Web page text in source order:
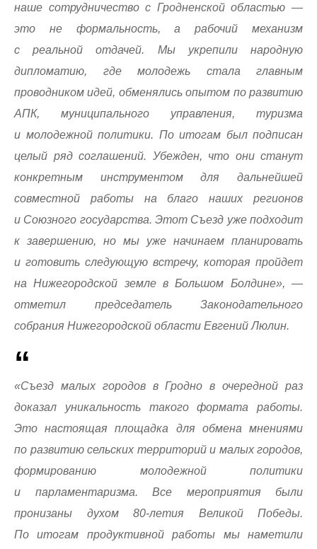
наше сотрудничество с Гродненской областью —
это не формальность, а рабочий механизм
с реальной отдачей. Мы укрепили народную
дипломатию, где молодежь стала главным
проводником идей, обменялись опытом по развитию
АПК, муниципального управления, туризма
и молодежной политики. По итогам был подписан
целый ряд соглашений. Убежден, что они станут
конкретным инструментом для дальнейшей
совместной работы на благо наших регионов
и Союзного государства. Этот Съезд уже подходит
к завершению, но мы уже начинаем планировать
и готовить следующую встречу, которая пройдет
на Нижегородской земле в Большом Болдине», —
отметил председатель Законодательного
собрания Нижегородской области Евгений Люлин.
«Съезд малых городов в Гродно в очередной раз
доказал уникальность такого формата работы.
Это настоящая площадка для обмена мнениями
по развитию сельских территорий и малых городов,
формированию молодежной политики
и парламентаризма. Все мероприятия были
пронизаны духом 80-летия Великой Победы.
По итогам продуктивной работы мы наметили